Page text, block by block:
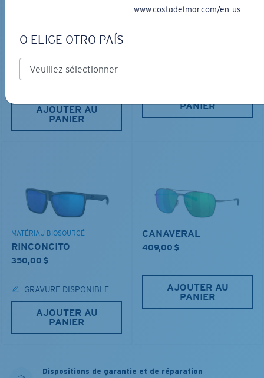
RINCON
350,00 $
AJOUTER AU
PANIER
PANIER
MATÉRIAU BIOSOURCÉ
RINCONCITO
350,00 $
GRAVURE DISPONIBLE
AJOUTER AU
PANIER
CANAVERAL
409,00 $
AJOUTER AU
PANIER
Dispositions de garantie et de réparation
www.costadelmar.com/en-us
O ELIGE OTRO PAÍS